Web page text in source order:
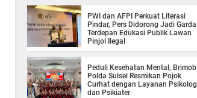
PWI dan AFPI Perkuat Literasi
Pindar, Pers Didorong Jadi Garda
Terdepan Edukasi Publik Lawan
Pinjol Ilegal
Peduli Kesehatan Mental, Brimob
Polda Sulsel Resmikan Pojok
Curhat dengan Layanan Psikolog
dan Psikiater